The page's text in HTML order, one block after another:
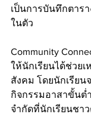
เป็นการบันทึกตาร
ในตัว
Community
ให้นักเรียนได้ช่วย
สังคม โดยนักเรียน
กิจกรรมอาสาขั้นต่
จำกัดที่นักเรียนชา